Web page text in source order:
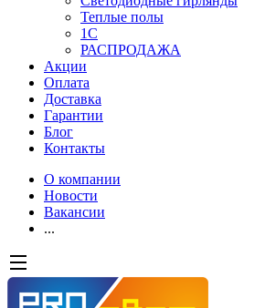
Теплые полы
1С
РАСПРОДАЖА
Акции
Оплата
Доставка
Гарантии
Блог
Контакты
О компании
Новости
Вакансии
...